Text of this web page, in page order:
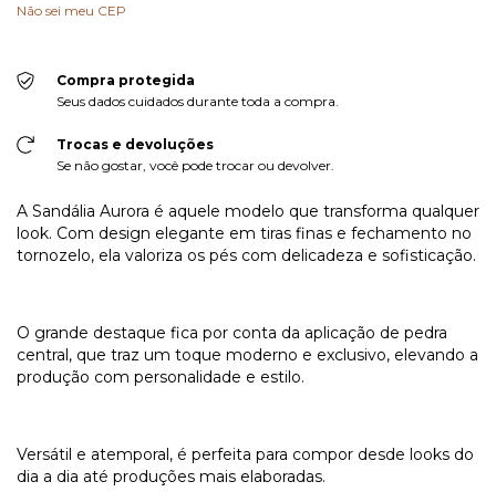
Não sei meu CEP
Compra protegida
Seus dados cuidados durante toda a compra.
Trocas e devoluções
Se não gostar, você pode trocar ou devolver.
A Sandália Aurora é aquele modelo que transforma qualquer
look. Com design elegante em tiras finas e fechamento no
tornozelo, ela valoriza os pés com delicadeza e sofisticação.
O grande destaque fica por conta da aplicação de pedra
central, que traz um toque moderno e exclusivo, elevando a
produção com personalidade e estilo.
Versátil e atemporal, é perfeita para compor desde looks do
dia a dia até produções mais elaboradas.